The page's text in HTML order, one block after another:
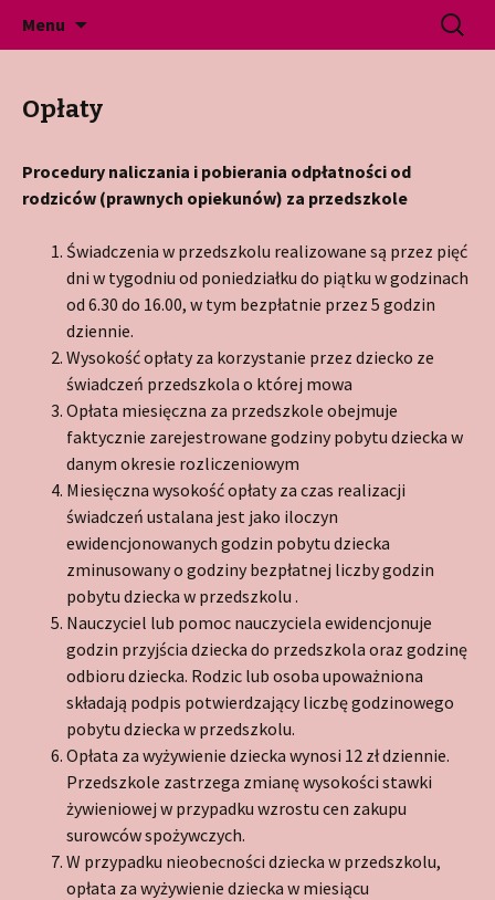
Przedszkole Jenin
Gminne Przedszkole Publiczne w Jeninie
Menu Szukaj:
Opłaty
Procedury naliczania i pobierania odpłatności od
rodziców (prawnych opiekunów) za przedszkole
Świadczenia w przedszkolu realizowane są przez pięć
dni w tygodniu od poniedziałku do piątku w godzinach
od 6.30 do 16.00, w tym bezpłatnie przez 5 godzin
dziennie.
Wysokość opłaty za korzystanie przez dziecko ze
świadczeń przedszkola o której mowa
Opłata miesięczna za przedszkole obejmuje
faktycznie zarejestrowane godziny pobytu dziecka w
danym okresie rozliczeniowym
Miesięczna wysokość opłaty za czas realizacji
świadczeń ustalana jest jako iloczyn
ewidencjonowanych godzin pobytu dziecka
zminusowany o godziny bezpłatnej liczby godzin
pobytu dziecka w przedszkolu .
Nauczyciel lub pomoc nauczyciela ewidencjonuje
godzin przyjścia dziecka do przedszkola oraz godzinę
odbioru dziecka. Rodzic lub osoba upoważniona
składają podpis potwierdzający liczbę godzinowego
pobytu dziecka w przedszkolu.
Opłata za wyżywienie dziecka wynosi 12 zł dziennie.
Przedszkole zastrzega zmianę wysokości stawki
żywieniowej w przypadku wzrostu cen zakupu
surowców spożywczych.
W przypadku nieobecności dziecka w przedszkolu,
opłata za wyżywienie dziecka w miesiącu